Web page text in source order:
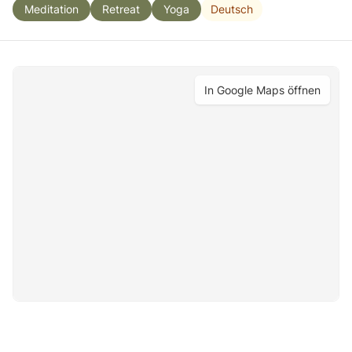
Meditation Retreat Yoga Deutsch
In Google Maps öffnen